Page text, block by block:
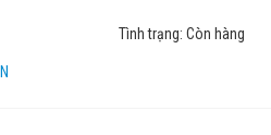
Tình trạng:Còn hàng